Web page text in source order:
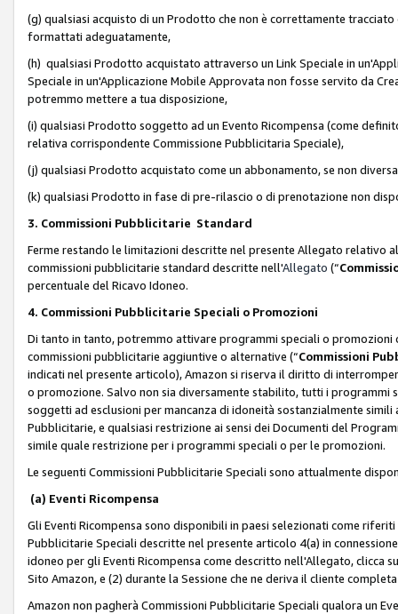
(g) qualsiasi acquisto di un Prodotto che non è correttamente
formattati adeguatamente,
(h) qualsiasi Prodotto acquistato attraverso un Link Speciale in
Speciale in un'Applicazione Mobile Approvata non fosse servito da
potremmo mettere a tua disposizione,
(i) qualsiasi Prodotto soggetto ad un Evento Ricompensa (come
relativa corrispondente Commissione Pubblicitaria Speciale),
(j) qualsiasi Prodotto acquistato come un abbonamento, se non
(k) qualsiasi Prodotto in fase di pre-rilascio o di prenotazione non
3. Commissioni Pubblicitarie Standard
Ferme restando le limitazioni descritte nel presente Allegato relativo
commissioni pubblicitarie standard descritte nell'Allegato (“
percentuale del Ricavo Idoneo.
4. Commissioni Pubblicitarie Speciali o Promozioni
Di tanto in tanto, potremmo attivare programmi speciali o
commissioni pubblicitarie aggiuntive o alternative (“Commissioni
indicati nel presente articolo), Amazon si riserva il diritto di
o promozione. Salvo non sia diversamente stabilito, tutti i
soggetti ad esclusioni per mancanza di idoneità sostanzialmente
Pubblicitarie, e qualsiasi restrizione ai sensi dei Documenti del
simile quale restrizione per i programmi speciali o per le promozioni.
Le seguenti Commissioni Pubblicitarie Speciali sono attualmente
(a) Eventi Ricompensa
Gli Eventi Ricompensa sono disponibili in paesi selezionati come
Pubblicitarie Speciali descritte nel presente articolo 4(a) in
idoneo per gli Eventi Ricompensa come descritto nell'Allegato, clicca
Sito Amazon, e (2) durante la Sessione che ne deriva il cliente
Amazon non pagherà Commissioni Pubblicitarie Speciali qualora un